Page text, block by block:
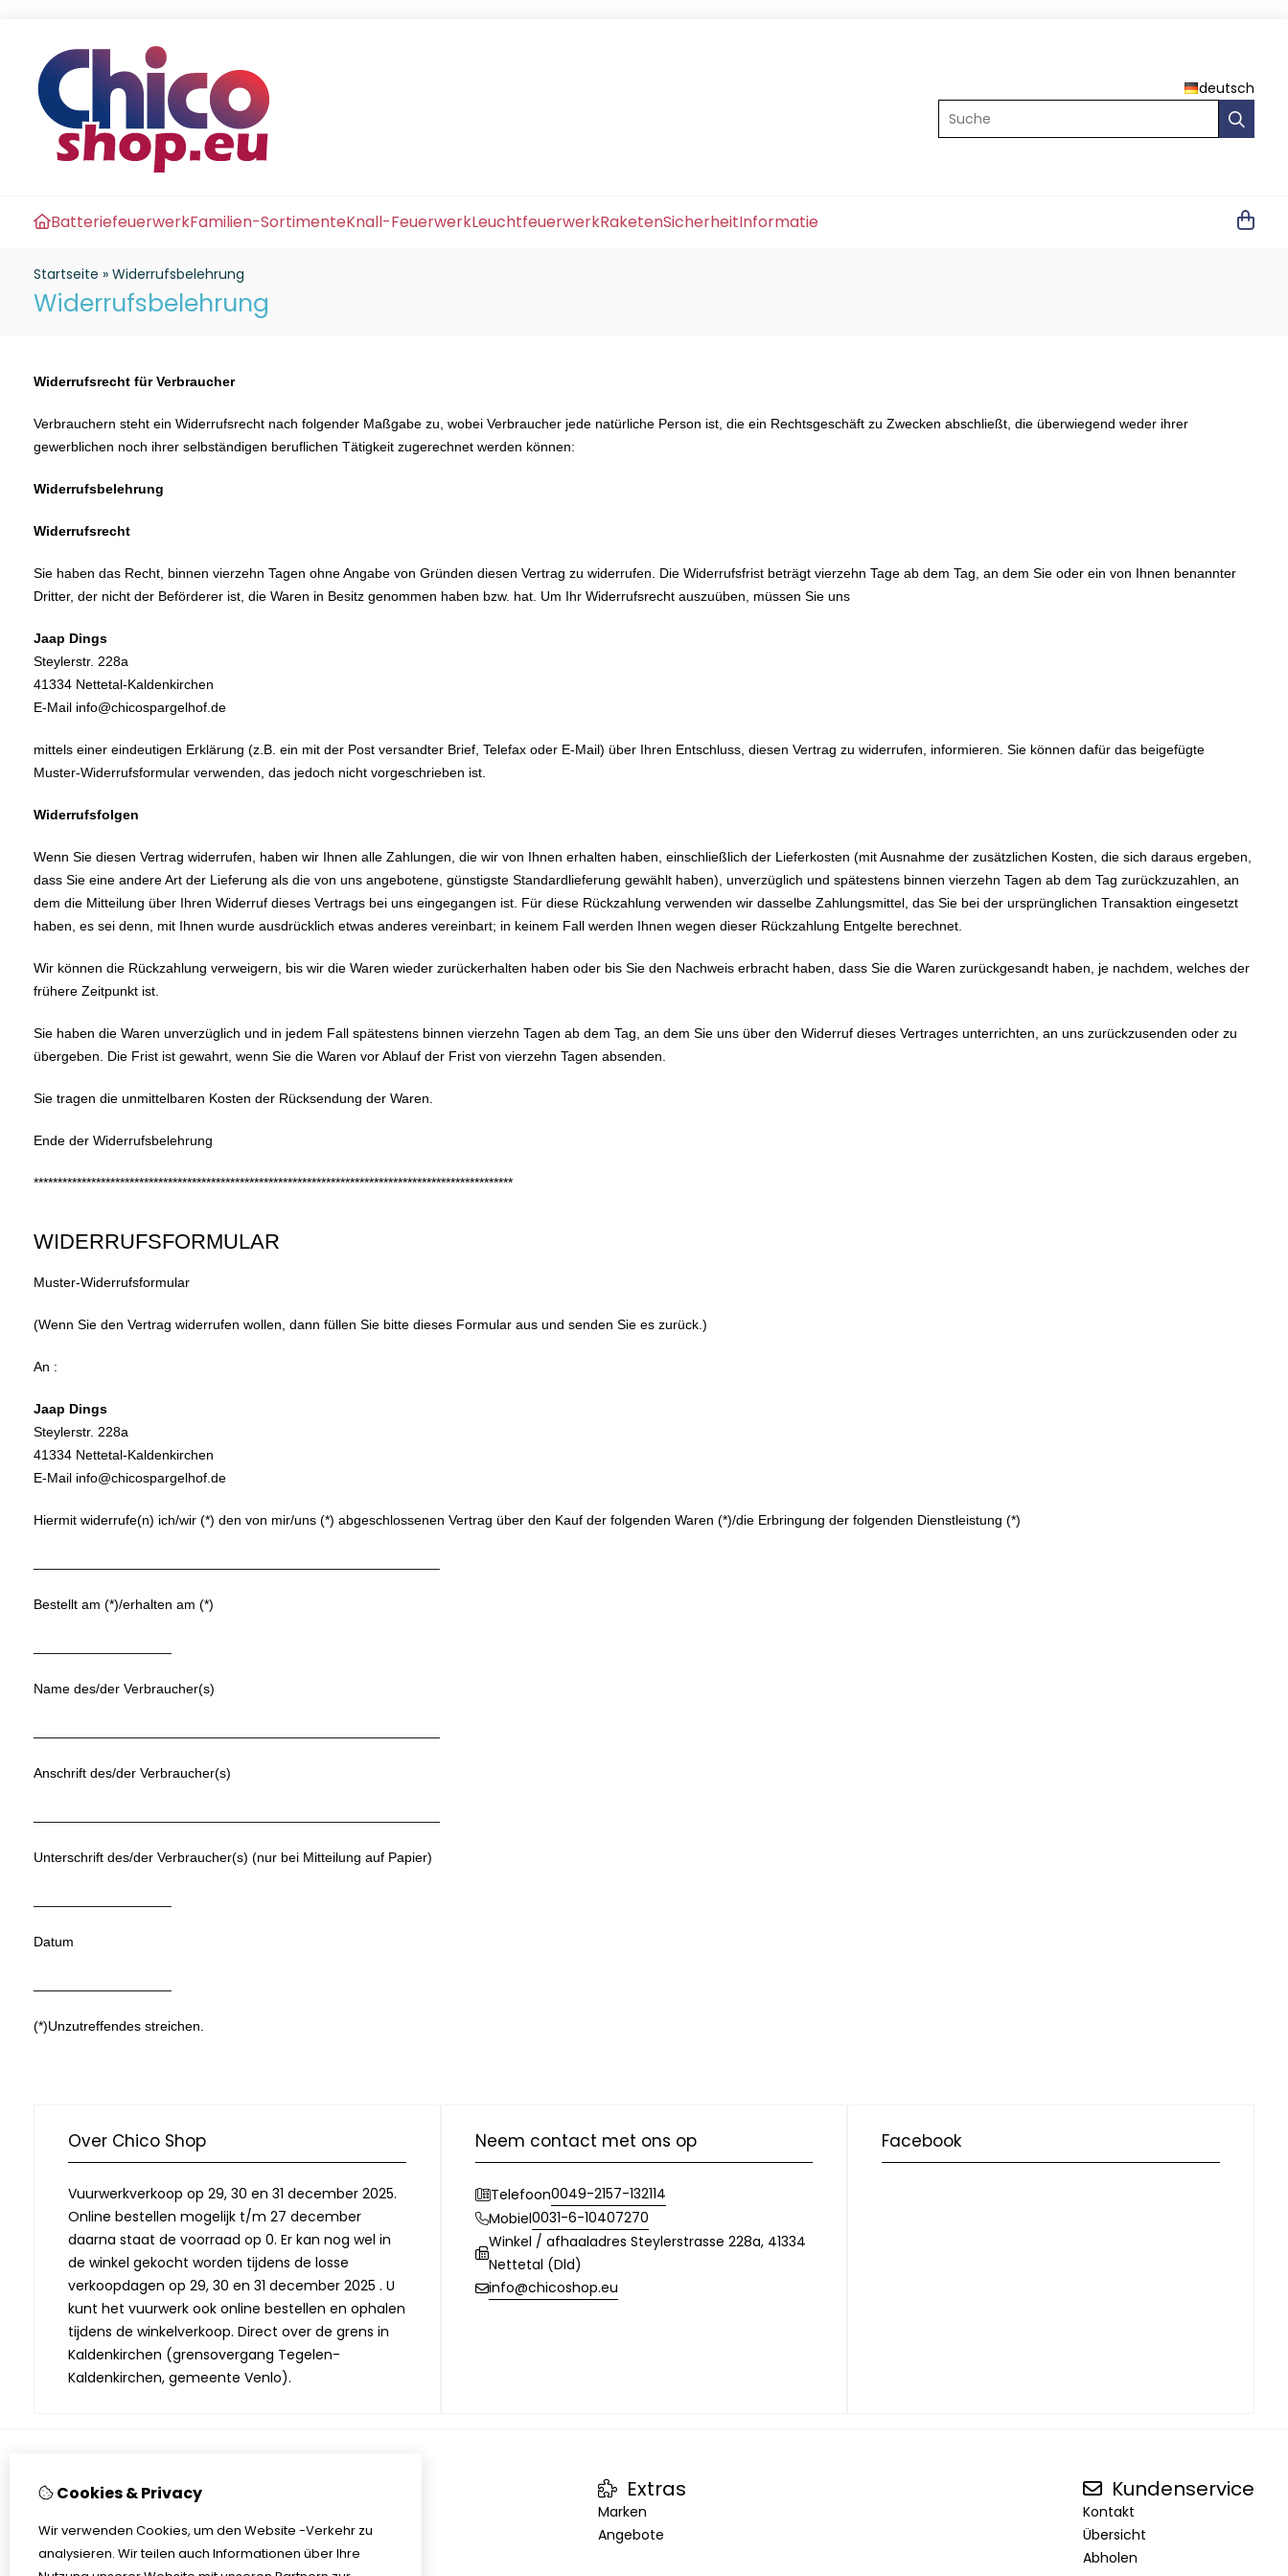
deutsch
Suche
BatteriefeuerwerkFamilien-SortimenteKnall-FeuerwerkLeuchtfeuerwerkRaketenSicherheitInformatie
Startseite » Widerrufsbelehrung
Widerrufsbelehrung
Widerrufsrecht für Verbraucher
Verbrauchern steht ein Widerrufsrecht nach folgender Maßgabe zu, wobei Verbraucher jede natürliche Person ist, die ein Rechtsgeschäft zu Zwecken abschließt, die überwiegend weder ihrer
gewerblichen noch ihrer selbständigen beruflichen Tätigkeit zugerechnet werden können:
Widerrufsbelehrung
Widerrufsrecht
Sie haben das Recht, binnen vierzehn Tagen ohne Angabe von Gründen diesen Vertrag zu widerrufen. Die Widerrufsfrist beträgt vierzehn Tage ab dem Tag, an dem Sie oder ein von Ihnen benannter
Dritter, der nicht der Beförderer ist, die Waren in Besitz genommen haben bzw. hat. Um Ihr Widerrufsrecht auszuüben, müssen Sie uns
Jaap Dings
Steylerstr. 228a
41334 Nettetal-Kaldenkirchen
E-Mail info@chicospargelhof.de
mittels einer eindeutigen Erklärung (z.B. ein mit der Post versandter Brief, Telefax oder E-Mail) über Ihren Entschluss, diesen Vertrag zu widerrufen, informieren. Sie können dafür das beigefügte
Muster-Widerrufsformular verwenden, das jedoch nicht vorgeschrieben ist.
Widerrufsfolgen
Wenn Sie diesen Vertrag widerrufen, haben wir Ihnen alle Zahlungen, die wir von Ihnen erhalten haben, einschließlich der Lieferkosten (mit Ausnahme der zusätzlichen Kosten, die sich daraus ergeben,
dass Sie eine andere Art der Lieferung als die von uns angebotene, günstigste Standardlieferung gewählt haben), unverzüglich und spätestens binnen vierzehn Tagen ab dem Tag zurückzuzahlen, an
dem die Mitteilung über Ihren Widerruf dieses Vertrags bei uns eingegangen ist. Für diese Rückzahlung verwenden wir dasselbe Zahlungsmittel, das Sie bei der ursprünglichen Transaktion eingesetzt
haben, es sei denn, mit Ihnen wurde ausdrücklich etwas anderes vereinbart; in keinem Fall werden Ihnen wegen dieser Rückzahlung Entgelte berechnet.
Wir können die Rückzahlung verweigern, bis wir die Waren wieder zurückerhalten haben oder bis Sie den Nachweis erbracht haben, dass Sie die Waren zurückgesandt haben, je nachdem, welches der
frühere Zeitpunkt ist.
Sie haben die Waren unverzüglich und in jedem Fall spätestens binnen vierzehn Tagen ab dem Tag, an dem Sie uns über den Widerruf dieses Vertrages unterrichten, an uns zurückzusenden oder zu
übergeben. Die Frist ist gewahrt, wenn Sie die Waren vor Ablauf der Frist von vierzehn Tagen absenden.
Sie tragen die unmittelbaren Kosten der Rücksendung der Waren.
Ende der Widerrufsbelehrung
****************************************************************************************************
WIDERRUFSFORMULAR
Muster-Widerrufsformular
(Wenn Sie den Vertrag widerrufen wollen, dann füllen Sie bitte dieses Formular aus und senden Sie es zurück.)
An :
Jaap Dings
Steylerstr. 228a
41334 Nettetal-Kaldenkirchen
E-Mail info@chicospargelhof.de
Hiermit widerrufe(n) ich/wir (*) den von mir/uns (*) abgeschlossenen Vertrag über den Kauf der folgenden Waren (*)/die Erbringung der folgenden Dienstleistung (*)
Bestellt am (*)/erhalten am (*)
Name des/der Verbraucher(s)
Anschrift des/der Verbraucher(s)
Unterschrift des/der Verbraucher(s) (nur bei Mitteilung auf Papier)
Datum
(*)Unzutreffendes streichen.
Over Chico Shop
Vuurwerkverkoop op 29, 30 en 31 december 2025.
Online bestellen mogelijk t/m 27 december
daarna staat de voorraad op 0. Er kan nog wel in
de winkel gekocht worden tijdens de losse
verkoopdagen op 29, 30 en 31 december 2025 . U
kunt het vuurwerk ook online bestellen en ophalen
tijdens de winkelverkoop. Direct over de grens in
Kaldenkirchen (grensovergang Tegelen-
Kaldenkirchen, gemeente Venlo).
Neem contact met ons op
Telefoon0049-2157-132114
Mobiel0031-6-10407270
Winkel / afhaaladres Steylerstrasse 228a, 41334
Nettetal (Dld)
info@chicoshop.eu
Facebook
Informationen
Über uns
Sicherheitshinweise
Extras
Marken
Angebote
Kundenservice
Kontakt
Übersicht
Abholen
Cookies & Privacy
Wir verwenden Cookies, um den Website -Verkehr zu
analysieren. Wir teilen auch Informationen über Ihre